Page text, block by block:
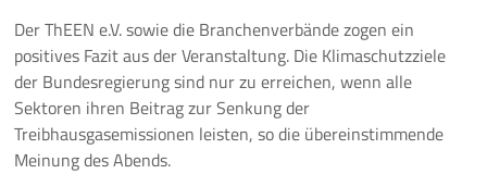
Der ThEEN e.V. sowie die Branchenverbände zogen ein
positives Fazit aus der Veranstaltung. Die Klimaschutzziele
der Bundesregierung sind nur zu erreichen, wenn alle
Sektoren ihren Beitrag zur Senkung der
Treibhausgasemissionen leisten, so die übereinstimmende
Meinung des Abends.